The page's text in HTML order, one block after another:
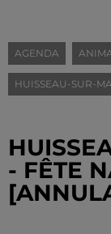
AGENDA
HUISSEAU-SUR-
- FÊTE